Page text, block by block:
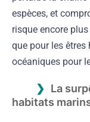
espèces, et
risque encore
que pour les
océaniques pour
La
habitats